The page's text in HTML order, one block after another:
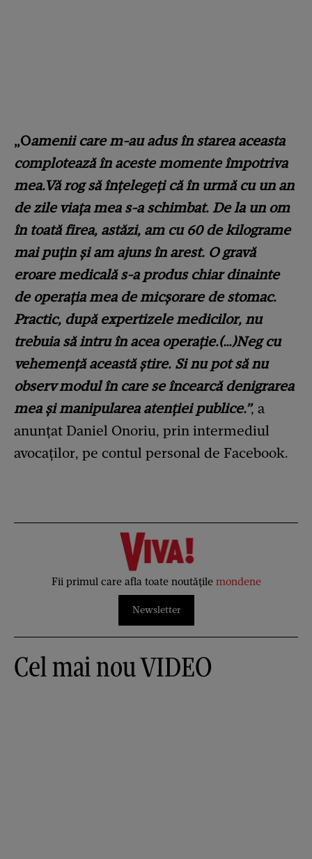
„Oamenii care m-au adus în starea aceasta
complotează în aceste momente împotriva
mea.Vă rog să înțelegeți că în urmă cu un an
de zile viața mea s-a schimbat. De la un om
în toată firea, astăzi, am cu 60 de kilograme
mai puțin și am ajuns în arest. O gravă
eroare medicală s-a produs chiar dinainte
de operația mea de micșorare de stomac.
Practic, după expertizele medicilor, nu
trebuia să intru în acea operație.(…)Neg cu
vehemență această știre. Si nu pot să nu
observ modul în care se încearcă denigrarea
mea și manipularea atenției publice.”, a
anunțat Daniel Onoriu, prin intermediul
avocaților, pe contul personal de Facebook.
Fii primul care afla toate noutățile mondene
Newsletter
Cel mai nou VIDEO